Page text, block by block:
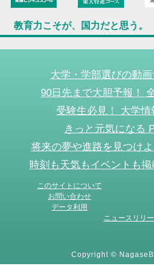
教育力こそが、国力だと思う。
大学・学部選びの動
90日先まで大胆予報！
受験生必見！ 大学情
きっと元気になる
将来の夢や進路を見つけ
時刻も天気もイベントも
このサイトについて
お問い合わせ
データ利用
ニュースリリ
Copyright ©